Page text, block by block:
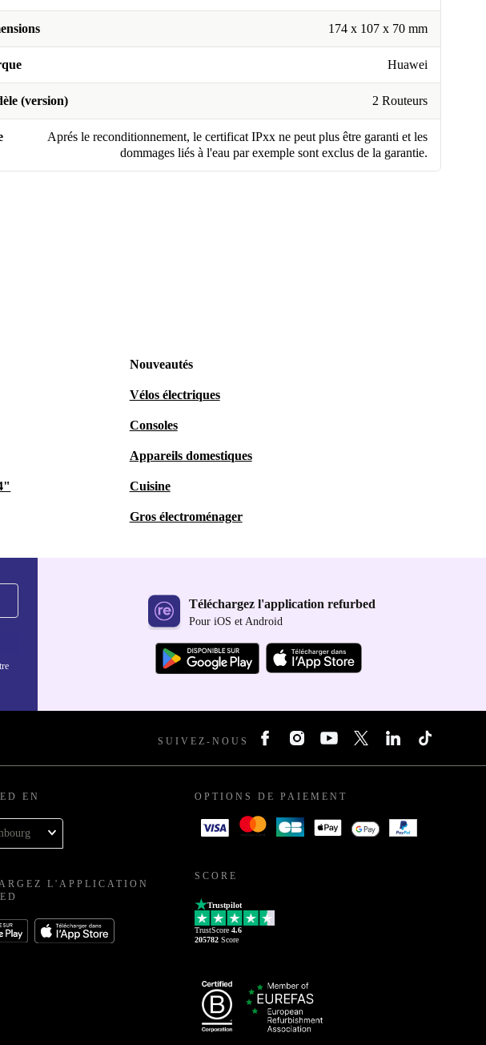
174 x 107 x 70 mm
Huawei
(version) 2 Routeurs
Aprés le reconditionnement, le certificat IPxx ne peut plus être garanti et les
dommages liés à l'eau par exemple sont exclus de la garantie.
Nouveautés
Vélos électriques
Consoles
Appareils domestiques
Cuisine
Gros électroménager
Téléchargez l'application refurbed
Pour iOS et Android
SUIVEZ-NOUS
EN
L'APPLICATION
OPTIONS DE PAIEMENT
SCORE
Trustpilot
TrustScore 4.6
205782 Score